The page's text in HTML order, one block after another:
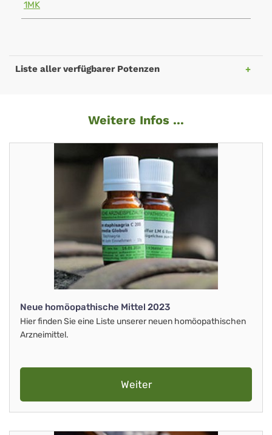
1MK
Liste aller verfügbarer Potenzen
Weitere Infos ...
Neue homöopathische Mittel 2023
Hier finden Sie eine Liste unserer neuen homöopathischen
Arzneimittel.
Weiter